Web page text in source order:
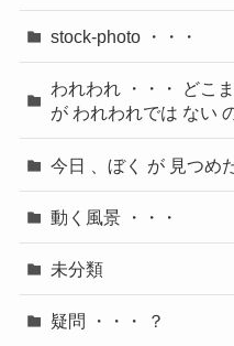
stock-photo ・・・
われわれ ・・・ どこ
が われわれでは ない
今日 、ぼく が 見つめ
動く風景 ・・・
未分類
疑問 ・・・ ？